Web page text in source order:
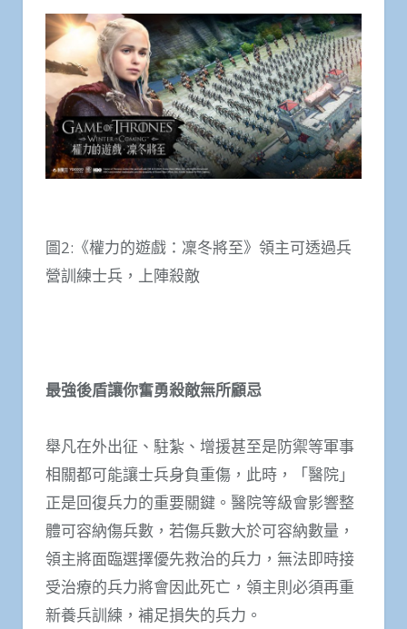
圖2:《權力的遊戲：凜冬將至》領主可透過兵
營訓練士兵，上陣殺敵
最強後盾讓你奮勇殺敵無所顧忌
舉凡在外出征、駐紮、增援甚至是防禦等軍事
相關都可能讓士兵身負重傷，此時，「醫院」
正是回復兵力的重要關鍵。醫院等級會影響整
體可容納傷兵數，若傷兵數大於可容納數量，
領主將面臨選擇優先救治的兵力，無法即時接
受治療的兵力將會因此死亡，領主則必須再重
新養兵訓練，補足損失的兵力。